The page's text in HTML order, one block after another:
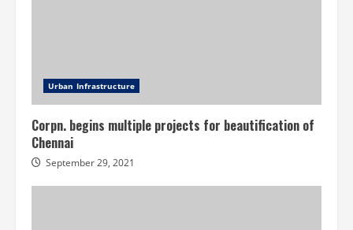
Urban Infrastructure
Corpn. begins multiple projects for beautification of
Chennai
September 29, 2021